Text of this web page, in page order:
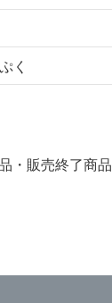
く
・販売終了商品